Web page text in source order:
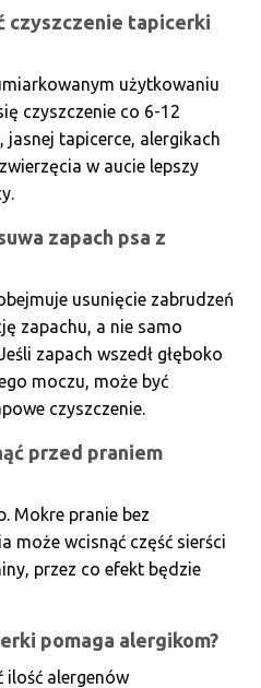
czyszczenie tapicerki
użytkowaniu
czyszczenie co 6-12
jasnej tapicerce, alergikach
w aucie lepszy
zapach psa z
usunięcie zabrudzeń
zapachu, a nie samo
zapach wszedł głęboko
moczu, może być
czyszczenie.
przed praniem
Mokre pranie bez
może wcisnąć część sierści
przez co efekt będzie
pomaga alergikom?
ilość alergenów